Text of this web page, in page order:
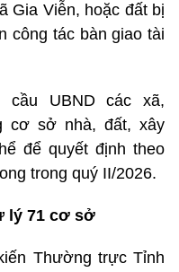
Gia Viễn, hoặc đất bị
công tác bàn giao tài
cầu UBND các xã,
cơ sở nhà, đất, xây
để quyết định theo
trong quý II/2026.
lý 71 cơ sở
Thường trực Tỉnh